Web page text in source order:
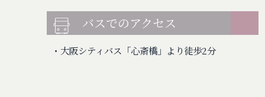
バスでのアクセス
・大阪シティバス「心斎橋」より徒歩2分